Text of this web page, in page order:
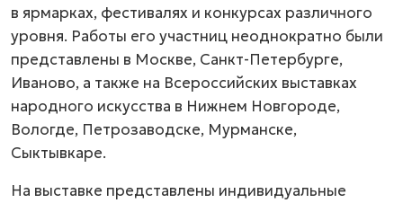
в ярмарках, фестивалях и конкурсах различного
уровня. Работы его участниц неоднократно были
представлены в Москве, Санкт-Петербурге,
Иваново, а также на Всероссийских выставках
народного искусства в Нижнем Новгороде,
Вологде, Петрозаводске, Мурманске,
Сыктывкаре.
На выставке представлены индивидуальные